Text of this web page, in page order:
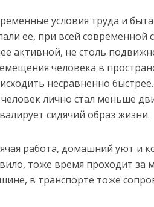
условия труда и
ее, при всей современной
активной, не столь
человека в
несравненно
лично стал меньше
сидячий образ жизни.
работа, домашний уют и
тоже время проходит
в транспорте тоже